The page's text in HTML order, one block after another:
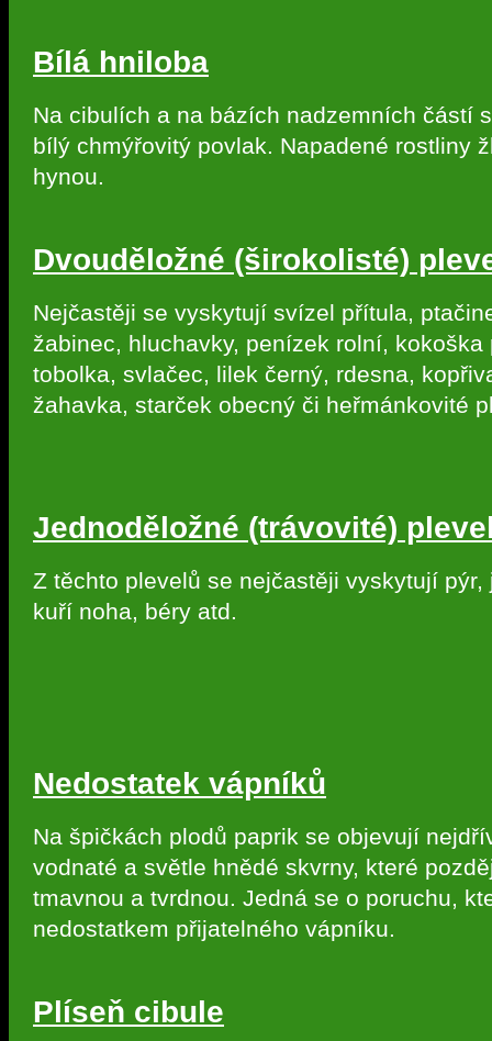
Bílá hniloba
Na cibulích a na bázích nadzemních částí
bílý chmýřovitý povlak. Napadené rostliny
hynou.
Dvouděložné (širokolisté)
Nejčastěji se vyskytují svízel přítula,
žabinec, hluchavky, penízek rolní, kokoška
tobolka, svlačec, lilek černý, rdesna,
žahavka, starček obecný či heřmánkovité
Jednoděložné (trávovité)
Z těchto plevelů se nejčastěji vyskytují pýr,
kuří noha, béry atd.
Nedostatek vápníků
Na špičkách plodů paprik se objevují
vodnaté a světle hnědé skvrny, které
tmavnou a tvrdnou. Jedná se o poruchu,
nedostatkem přijatelného vápníku.
Plíseň cibule